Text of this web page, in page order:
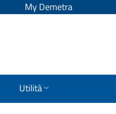
My Demetra
Utilità